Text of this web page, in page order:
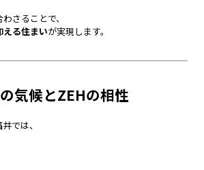
さることで、
る住まいが実現します。
気候とZEHの相性
では、